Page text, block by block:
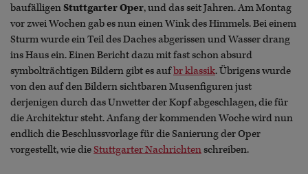
baufälligenStuttgarter Oper, und das seit Jahren. Am Montag
vor zwei Wochen gab es nun einen Wink des Himmels. Bei einem
Sturm wurde ein Teil des Daches abgerissen und Wasser drang
ins Haus ein. Einen Bericht dazu mit fast schon absurd
symbolträchtigen Bildern gibt es aufbr klassik. Übrigens wurde
von den auf den Bildern sichtbaren Musenfiguren just
derjenigen durch das Unwetter der Kopf abgeschlagen, die für
die Architektur steht. Anfang der kommenden Woche wird nun
endlich die Beschlussvorlage für die Sanierung der Oper
vorgestellt, wie dieStuttgarter Nachrichtenschreiben.